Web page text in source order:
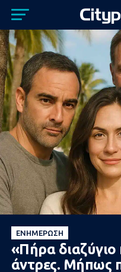
ΕΝΗΜΈΡΩΣΗ
«Πήρα διαζύγιο
άντρες. Μήπως